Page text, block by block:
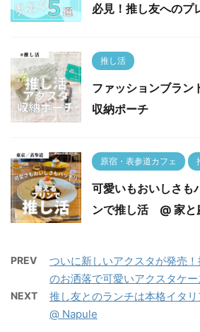
必見！推し友へのプ
推し活
ファッションブラン
収納ポーチ
原宿・表参道カフェ
可愛いもおいしさも
ンで推し活 @ 家と
PREV
ついに新しいアクスタが発売
のお洒落で可愛いアクスタケ
NEXT
推し友とのランチは本格イタ
@ Napule